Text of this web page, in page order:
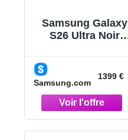
Samsung Galaxy
S26 Ultra Noir
Smartphone Noir
Samsung.com
1399 €